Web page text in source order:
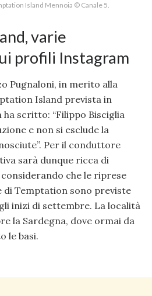
Island Mennoia © Canale 5.
varie
profili Instagram
Pugnaloni, in merito alla
Island prevista in
scritto: “Filippo Bisciglia
e non si esclude la
Per il conduttore
sarà dunque ricca di
che le riprese
di Temptation sono previste
inizi di settembre. La località
la Sardegna, dove ormai da
le basi.